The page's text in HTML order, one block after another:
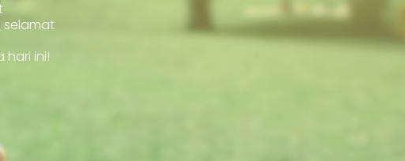
selamat
hari ini!